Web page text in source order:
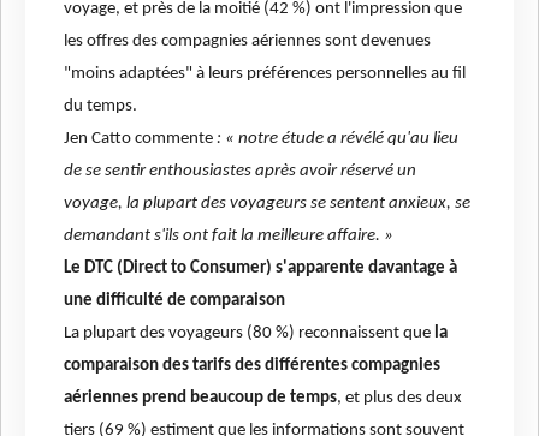
voyage, et près de la moitié (42 %) ont l'impression que
les offres des compagnies aériennes sont devenues
"moins adaptées" à leurs préférences personnelles au fil
du temps.
Jen Catto commente : « notre étude a révélé qu'au lieu
de se sentir enthousiastes après avoir réservé un
voyage, la plupart des voyageurs se sentent anxieux, se
demandant s'ils ont fait la meilleure affaire. »
Le DTC (Direct to Consumer) s'apparente davantage à
une difficulté de comparaison
La plupart des voyageurs (80 %) reconnaissent que la
comparaison des tarifs des différentes compagnies
aériennes prend beaucoup de temps, et plus des deux
tiers (69 %) estiment que les informations sont souvent